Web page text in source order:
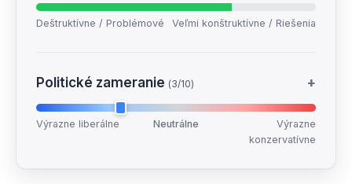
Deštruktívne / Problémové Veľmi konštruktívne / Riešenia
Politické zameranie (3/10) +
Výrazne liberálne Neutrálne
Výrazne
konzervatívne